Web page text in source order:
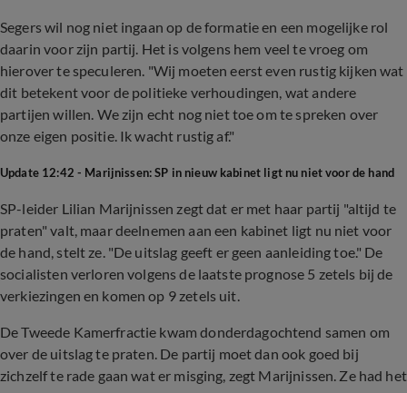
Segers wil nog niet ingaan op de formatie en een mogelijke rol
daarin voor zijn partij. Het is volgens hem veel te vroeg om
hierover te speculeren. "Wij moeten eerst even rustig kijken wat
dit betekent voor de politieke verhoudingen, wat andere
partijen willen. We zijn echt nog niet toe om te spreken over
onze eigen positie. Ik wacht rustig af."
Update 12:42 - Marijnissen: SP in nieuw kabinet ligt nu niet voor de hand
SP-leider Lilian Marijnissen zegt dat er met haar partij "altijd te
praten" valt, maar deelnemen aan een kabinet ligt nu niet voor
de hand, stelt ze. "De uitslag geeft er geen aanleiding toe." De
socialisten verloren volgens de laatste prognose 5 zetels bij de
verkiezingen en komen op 9 zetels uit.
De Tweede Kamerfractie kwam donderdagochtend samen om
over de uitslag te praten. De partij moet dan ook goed bij
zichzelf te rade gaan wat er misging, zegt Marijnissen. Ze had het